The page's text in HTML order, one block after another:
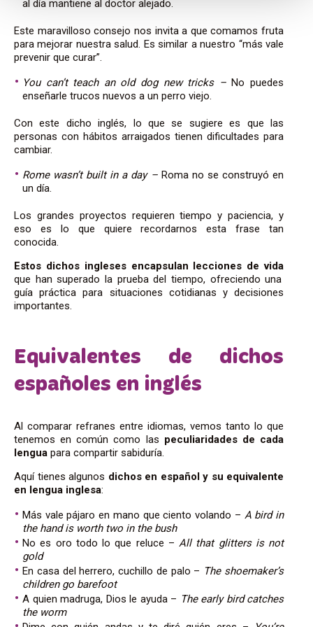
al día mantiene al doctor alejado.
Este maravilloso consejo nos invita a que comamos fruta
para mejorar nuestra salud. Es similar a nuestro “más vale
prevenir que curar”.
You can’t teach an old dog new tricks –No puedes
enseñarle trucos nuevos a un perro viejo.
Con este dicho inglés, lo que se sugiere es que las
personas con hábitos arraigados tienen dificultades para
cambiar.
Rome wasn’t built in a day – Roma no se construyó en
un día.
Los grandes proyectos requieren tiempo y paciencia, y
eso es lo que quiere recordarnos esta frase tan
conocida.
Estos dichos inglesesencapsulan lecciones de vida
que han superado la prueba del tiempo, ofreciendo una
guía práctica para situaciones cotidianas y decisiones
importantes.
Equivalentes de dichos
españoles en inglés
Al comparar refranes entre idiomas, vemos tanto lo que
tenemos en común como las peculiaridades de cada
lengua para compartir sabiduría.
Aquí tienes algunos dichos en español y su equivalente
en lengua inglesa:
Más vale pájaro en mano que ciento volando – A bird in
the hand is worth two in the bush
No es oro todo lo que reluce – All that glitters is not
gold
En casa del herrero, cuchillo de palo – The shoemaker’s
children go barefoot
A quien madruga, Dios le ayuda – The early bird catches
the worm